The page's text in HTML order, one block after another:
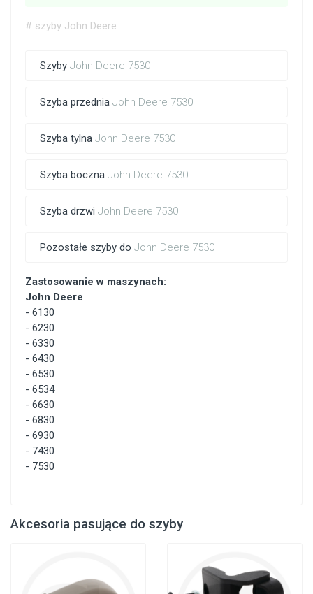
Szyby John Deere 7530
Szyba przednia John Deere 7530
Szyba tylna John Deere 7530
Szyba boczna John Deere 7530
Szyba drzwi John Deere 7530
Pozostałe szyby do John Deere 7530
# szyby John Deere
Zastosowanie w maszynach:
John Deere
- 6130
- 6230
- 6330
- 6430
- 6530
- 6534
- 6630
- 6830
- 6930
- 7430
- 7530
Akcesoria pasujące do szyby